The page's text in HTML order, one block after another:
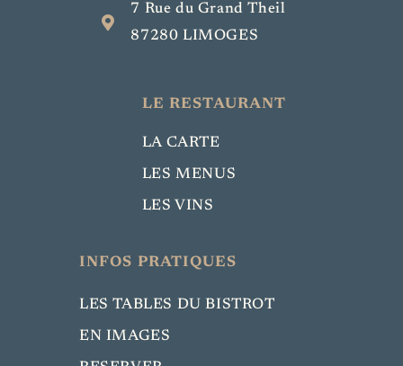
7 Rue du Grand Theil
87280 LIMOGES
LE RESTAURANT
LA CARTE
LES MENUS
LES VINS
INFOS PRATIQUES
LES TABLES DU BISTROT
EN IMAGES